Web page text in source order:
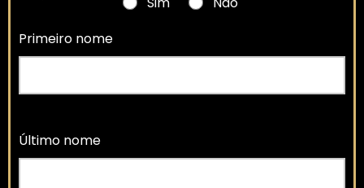
Primeiro nome
Último nome